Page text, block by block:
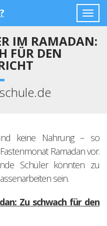
IM RAMADAN:
FÜR DEN
keine Nahrung – so
Ramadan vor.
Schüler könnten zu
sein.
Zu schwach für den